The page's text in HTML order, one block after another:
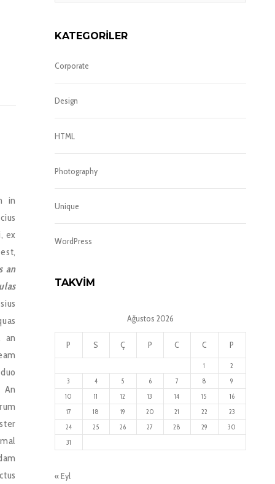
in
ex
an
an
KATEGORILER
Corporate
Design
HTML
Photography
Unique
WordPress
TAKVIM
Ağustos 2026
P S Ç P C C P
1
2
3
4 5 6 7 8
9
10
11 12 13 14 15
16
17
18 19 20 21 22
23
24
25 26 27 28 29
30
31
« Eyl